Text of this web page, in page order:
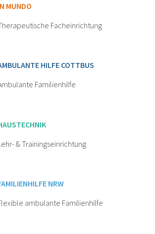
MUNDO
Facheinrichtung
HILFE COTTBUS
Familienhilfe
& Trainingseinrichtung
NRW
ambulante Familienhilfe